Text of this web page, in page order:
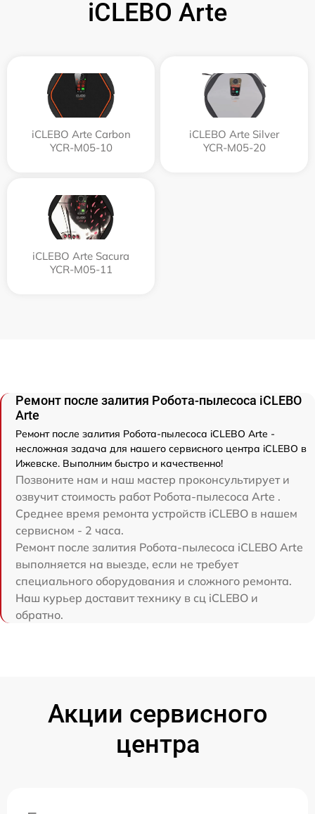
iCLEBO Arte
iCLEBO Arte Carbon
YCR-M05-10
iCLEBO Arte Silver
YCR-M05-20
iCLEBO Arte Sacura
YCR-M05-11
Ремонт после залития Робота-пылесоса iCLEBO
Arte
Ремонт после залития Робота-пылесоса iCLEBO Arte -
несложная задача для нашего сервисного центра iCLEBO в
Ижевске. Выполним быстро и качественно!
Позвоните нам и наш мастер проконсультирует и
озвучит стоимость работ Робота-пылесоса Arte .
Среднее время ремонта устройств iCLEBO в нашем
сервисном - 2 часа.
Ремонт после залития Робота-пылесоса iCLEBO Arte
выполняется на выезде, если не требует
специального оборудования и сложного ремонта.
Наш курьер доставит технику в сц iCLEBO и
обратно.
Акции сервисного
центра